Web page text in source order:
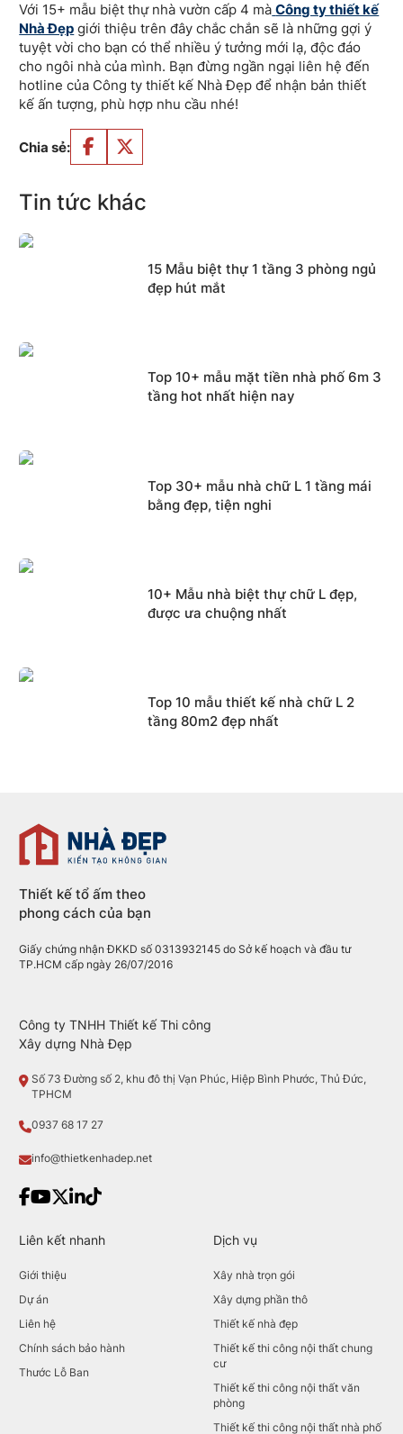
Với 15+ mẫu biệt thự nhà vườn cấp 4 mà Công ty thiết kế
Nhà Đẹp giới thiệu trên đây chắc chắn sẽ là những gợi ý
tuyệt vời cho bạn có thể nhiều ý tưởng mới lạ, độc đáo
cho ngôi nhà của mình. Bạn đừng ngần ngại liên hệ đến
hotline của Công ty thiết kế Nhà Đẹp để nhận bản thiết
kế ấn tượng, phù hợp nhu cầu nhé!
Chia sẻ:
Tin tức khác
15 Mẫu biệt thự 1 tầng 3 phòng ngủ
đẹp hút mắt
Top 10+ mẫu mặt tiền nhà phố 6m 3
tầng hot nhất hiện nay
Top 30+ mẫu nhà chữ L 1 tầng mái
bằng đẹp, tiện nghi
10+ Mẫu nhà biệt thự chữ L đẹp,
được ưa chuộng nhất
Top 10 mẫu thiết kế nhà chữ L 2
tầng 80m2 đẹp nhất
Thiết kế tổ ấm theo
phong cách của bạn
Giấy chứng nhận ĐKKD số 0313932145 do Sở kế hoạch và đầu tư
TP.HCM cấp ngày 26/07/2016
Công ty TNHH Thiết kế Thi công
Xây dựng Nhà Đẹp
Số 73 Đường số 2, khu đô thị Vạn Phúc, Hiệp Bình Phước, Thủ Đức,
TPHCM
0937 68 17 27
info@thietkenhadep.net
Liên kết nhanh
Giới thiệu
Dự án
Liên hệ
Chính sách bảo hành
Thước Lỗ Ban
Dịch vụ
Xây nhà trọn gói
Xây dựng phần thô
Thiết kế nhà đẹp
Thiết kế thi công nội thất chung
cư
Thiết kế thi công nội thất văn
phòng
Thiết kế thi công nội thất nhà phố